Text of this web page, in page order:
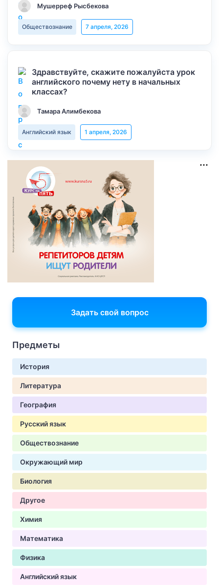
Мушерреф Рысбекова
Обществознание 7 апреля, 2026
Здравствуйте, скажите пожалуйста урок
английского почему нету в начальных
классах?
Тамара Алимбекова
Английский язык 1 апреля, 2026
Задать свой вопрос
Предметы
История
Литература
География
Русский язык
Обществознание
Окружающий мир
Биология
Другое
Химия
Математика
Физика
Английский язык